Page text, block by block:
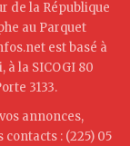
de la République
au Parquet
est basé à
la SICOGI 80
3133.
annonces,
: (225) 05